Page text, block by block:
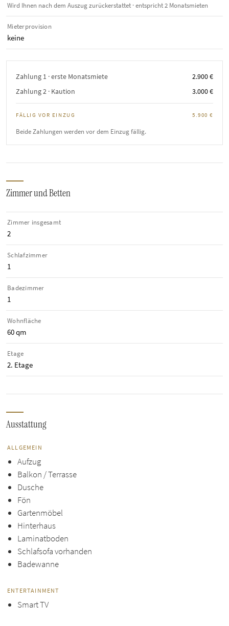
Wird Ihnen nach dem Auszug zurückerstattet · entspricht 2 Monatsmieten
Mieterprovision
keine
Zahlung 1 · erste Monatsmiete
2.900 €
Zahlung 2 · Kaution
3.000 €
FÄLLIG VOR EINZUG 5.900 €
Beide Zahlungen werden vor dem Einzug fällig.
Zimmer und Betten
Zimmer insgesamt
2
Schlafzimmer
1
Badezimmer
1
Wohnfläche
60 qm
Etage
2. Etage
Ausstattung
ALLGEMEIN
Aufzug
Balkon / Terrasse
Dusche
Fön
Gartenmöbel
Hinterhaus
Laminatboden
Schlafsofa vorhanden
Badewanne
ENTERTAINMENT
Smart TV